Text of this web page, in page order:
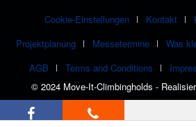
Cookie-Einstellungen Kontakt
Projektplanung
Messetermine
Was
AGB
Terms and Conditions
© 2024 Move-It-Climbingholds -